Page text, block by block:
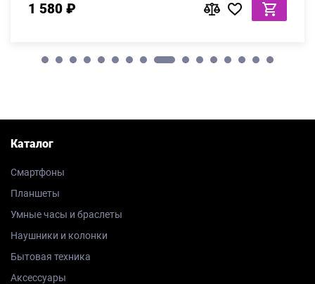
1 580 ₽
Каталог
Смартфоны
Планшеты
Умные часы и браслеты
Наушники и колонки
Бытовая техника
Аксессуары